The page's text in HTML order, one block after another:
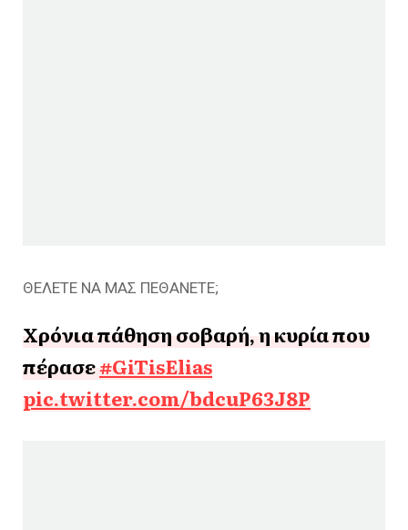
ΘΕΛΕΤΕ ΝΑ ΜΑΣ ΠΕΘΑΝΕΤΕ;
Χρόνια πάθηση σοβαρή, η κυρία που
πέρασε#GiTisElias
pic.twitter.com/bdcuP63J8P